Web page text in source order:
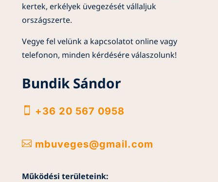
kertek, erkélyek üvegezését vállaljuk
országszerte.
Vegye fel velünk a kapcsolatot online vagy
telefonon, minden kérdésére válaszolunk!
Bundik Sándor
 +36 20 567 0958
 mbuveges@gmail.com
Működési területeink: